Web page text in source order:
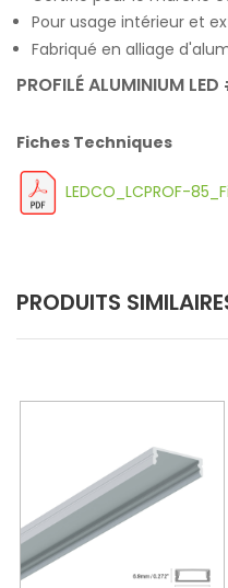
Pour usage intérieur et
Fabriqué en alliage
PROFILÉ ALUMINIUM
Fiches Techniques
LEDCO_LCPROF-
PRODUITS